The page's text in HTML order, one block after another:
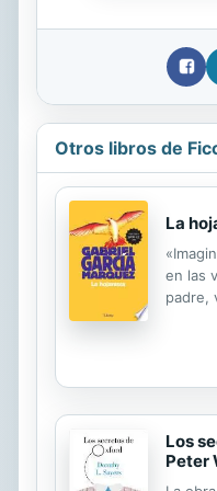
Otros libros de
La
en las
padre,
tres
la obra
Los
Peter